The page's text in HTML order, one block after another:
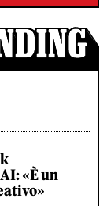
«È un